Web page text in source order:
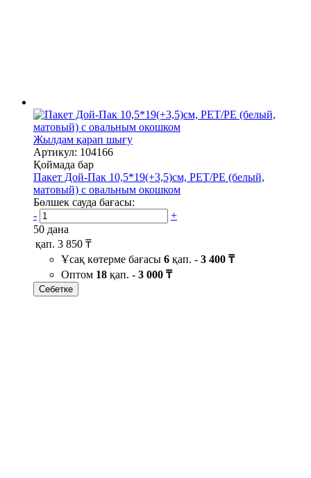
Жылдам қарап шығу
Артикул: 104166
Қоймада бар
Пакет Дой-Пак 10,5*19(+3,5)см, PET/PE (белый,
матовый) с овальным окошком
Бөлшек сауда бағасы:
-
+
50 дана
қап. 3 850 ₸
Ұсақ көтерме бағасы 6 қап. - 3 400 ₸
Оптом 18 қап. - 3 000 ₸
Себетке